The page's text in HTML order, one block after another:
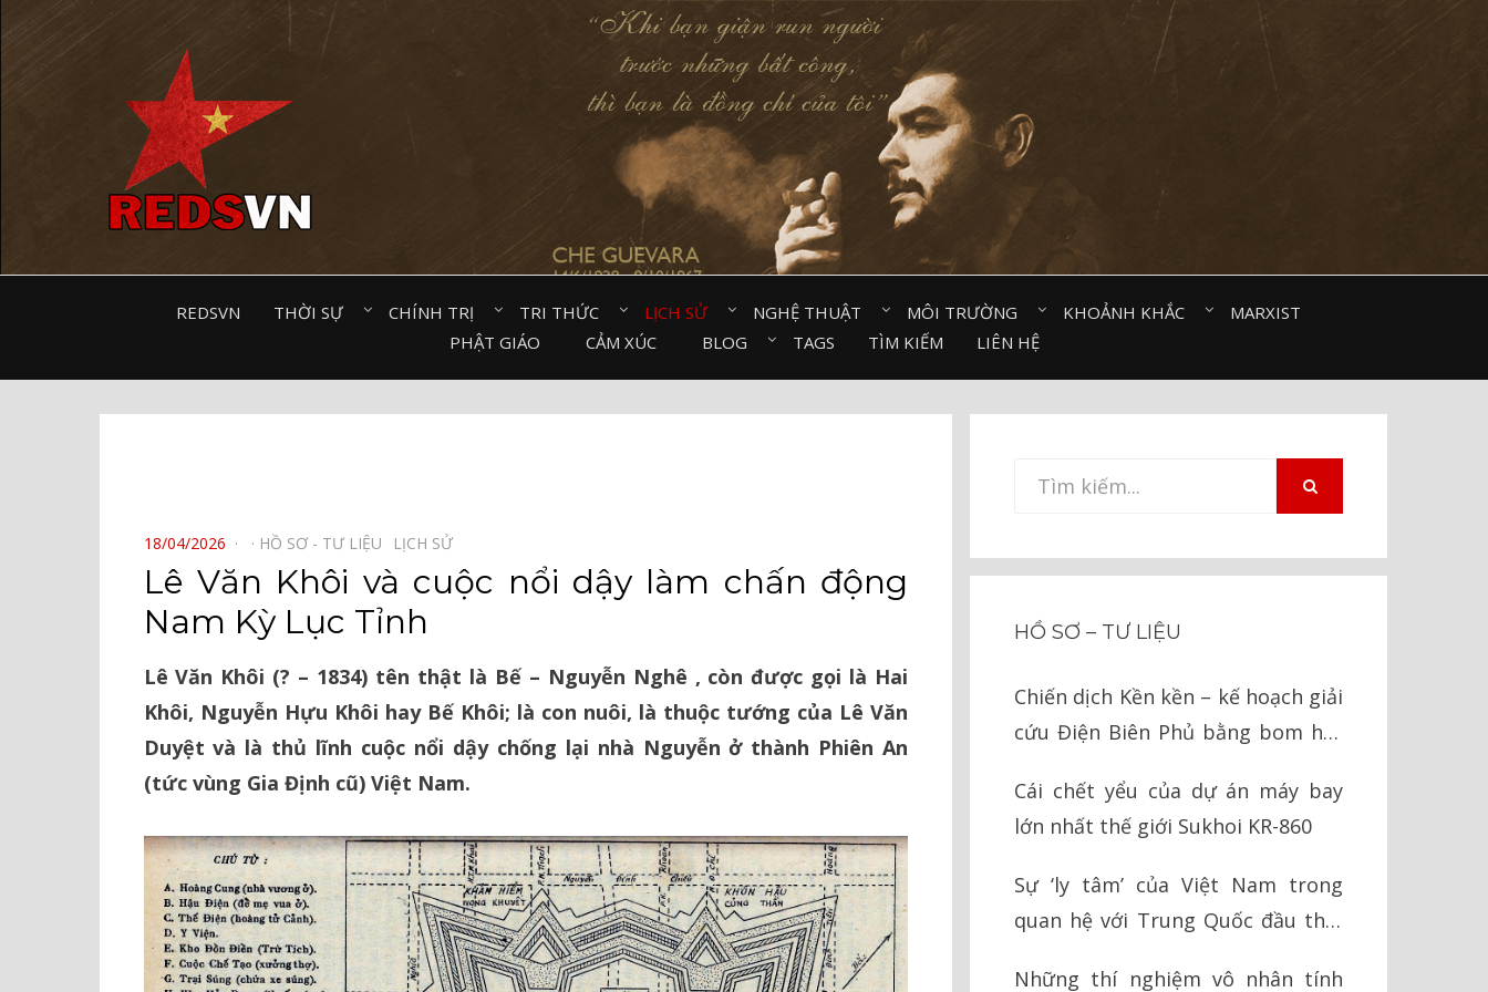
REDSVN THỜI SỰ⠀ CHÍNH TRỊ⠀ TRI THỨC⠀ LỊCH SỬ⠀ NGHỆ THUẬT⠀ MÔI TRƯỜNG⠀ KHOẢNH KHẮC⠀
MARXIST⠀
PHẬT GIÁO⠀
CẢM XÚC⠀ BLOG⠀ TAGS TÌM KIẾM LIÊN HỆ
POSTED
ON
18/04/2026 HỒ SƠ - TƯ LIỆU⠀ LỊCH SỬ⠀
Lê Văn Khôi và cuộc nổi dậy làm chấn động
Nam Kỳ Lục Tỉnh
Lê Văn Khôi (? – 1834) tên thật là Bế – Nguyễn Nghê , còn được gọi là Hai
Khôi, Nguyễn Hựu Khôi hay Bế Khôi; là con nuôi, là thuộc tướng của Lê Văn
Duyệt và là thủ lĩnh cuộc nổi dậy chống lại nhà Nguyễn ở thành Phiên An
(tức vùng Gia Định cũ) Việt Nam.
Tìm
HỒ SƠ – TƯ LIỆU
Chiến dịch Kền kền – kế hoạch giải
cứu Điện Biên Phủ bằng bom hạt
Cái chết yểu của dự án máy bay
lớn nhất thế giới Sukhoi KR-860
Sự ‘ly tâm’ của Việt Nam trong
quan hệ với Trung Quốc đầu thời
Những thí nghiệm vô nhân tính